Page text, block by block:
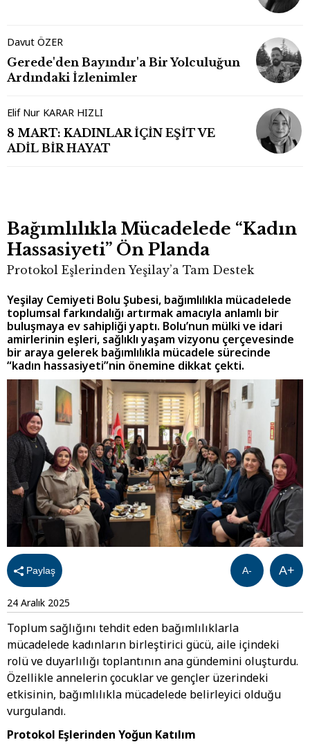
Davut ÖZER
Gerede'den Bayındır'a Bir Yolculuğun
Ardındaki İzlenimler
Elif Nur KARAR HIZLI
8 MART: KADINLAR İÇİN EŞİT VE
ADİL BİR HAYAT
Bağımlılıkla Mücadelede “Kadın
Hassasiyeti” Ön Planda
Protokol Eşlerinden Yeşilay’a Tam Destek
Yeşilay Cemiyeti Bolu Şubesi, bağımlılıkla mücadelede
toplumsal farkındalığı artırmak amacıyla anlamlı bir
buluşmaya ev sahipliği yaptı. Bolu’nun mülki ve idari
amirlerinin eşleri, sağlıklı yaşam vizyonu çerçevesinde
bir araya gelerek bağımlılıkla mücadele sürecinde
“kadın hassasiyeti”nin önemine dikkat çekti.
Paylaş A+
A-
24 Aralık 2025
Toplum sağlığını tehdit eden bağımlılıklarla
mücadelede kadınların birleştirici gücü, aile içindeki
rolü ve duyarlılığı toplantının ana gündemini oluşturdu.
Özellikle annelerin çocuklar ve gençler üzerindeki
etkisinin, bağımlılıkla mücadelede belirleyici olduğu
vurgulandı.
Protokol Eşlerinden Yoğun Katılım